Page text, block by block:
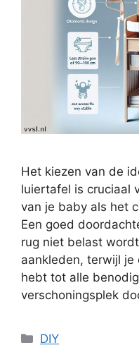
Het kiezen van de
luiertafel is cruciaal
van je baby als het
Een goed
rug niet belast
aankleden, terwijl je
hebt tot alle
verschoningsplek
Categorieën
DIY